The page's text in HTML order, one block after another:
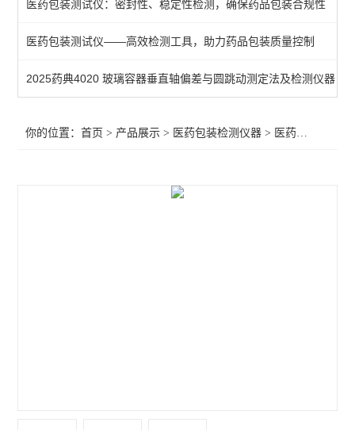
抗压性测试仪
鲁尔接头
注射器检测仪
医药包装测试仪：密封性、稳定性检测，确保药品包装合规性
医药包装测试仪——高效检测工具，助力药品包装质量控制
2025药典4020 玻璃容器垂直轴偏差与圆跳动测定法及检测仪器
你的位置：首页 > 产品展示 > 医药包装检测仪器 > 医药包装测试仪